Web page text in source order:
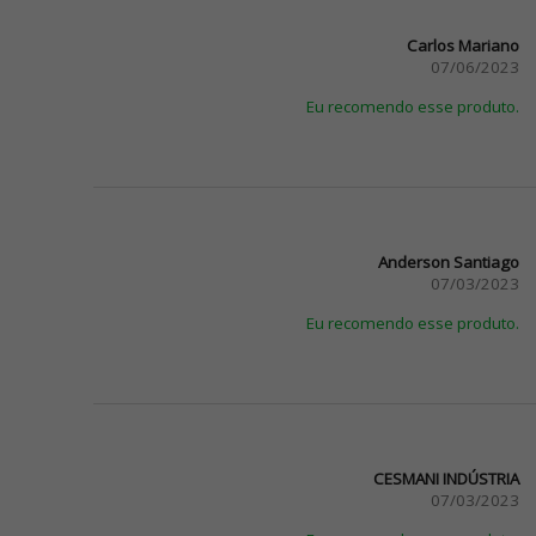
Carlos Mariano
07/06/2023
Eu recomendo esse produto.
Anderson Santiago
07/03/2023
Eu recomendo esse produto.
CESMANI INDÚSTRIA
07/03/2023